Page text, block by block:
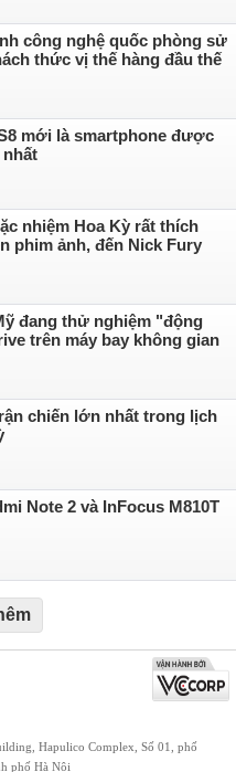
công nghệ quốc phòng sử
thức vị thế hàng đầu thế
mới là smartphone được
nhiệm Hoa Kỳ rất thích
phim ảnh, đến Nick Fury
đang thử nghiệm "động
trên máy bay không gian
chiến lớn nhất trong lịch
Note 2 và InFocus M810T
Hapulico Complex, Số 01, phố
phố Hà Nội